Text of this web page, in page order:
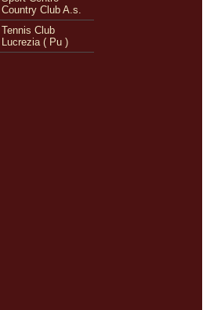
Country Club A.s.
Tennis Club
Lucrezia ( Pu )